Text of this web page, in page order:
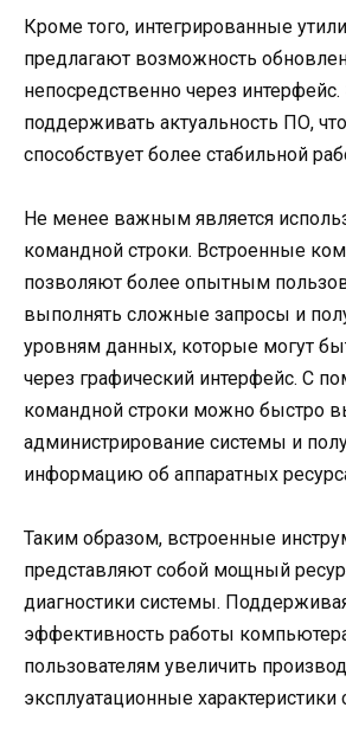
Кроме того, интегрированные
предлагают возможность
непосредственно через
поддерживать актуальность ПО,
способствует более стабильной
Не менее важным является
командной строки. Встроенные
позволяют более опытным
выполнять сложные запросы и
уровням данных, которые могут
через графический интерфейс. С
командной строки можно быстро
администрирование системы и
информацию об аппаратных
Таким образом, встроенные
представляют собой мощный
диагностики системы.
эффективность работы
пользователям увеличить
эксплуатационные характеристики